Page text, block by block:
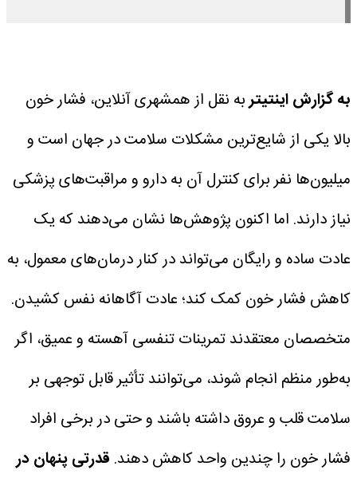
به گزارش اینتیتربه نقل از همشهری آنلاین، فشار خون
بالا یکی از شایع‌ترین مشکلات سلامت در جهان است و
میلیون‌ها نفر برای کنترل آن به دارو و مراقبت‌های پزشکی
نیاز دارند. اما اکنون پژوهش‌ها نشان می‌دهند که یک
عادت ساده و رایگان می‌تواند در کنار درمان‌های معمول، به
کاهش فشار خون کمک کند؛ عادت آگاهانه نفس کشیدن.
متخصصان معتقدند تمرینات تنفسی آهسته و عمیق، اگر
به‌طور منظم انجام شوند، می‌توانند تأثیر قابل توجهی بر
سلامت قلب و عروق داشته باشند و حتی در برخی افراد
فشار خون را چندین واحد کاهش دهند. قدرتی پنهان در